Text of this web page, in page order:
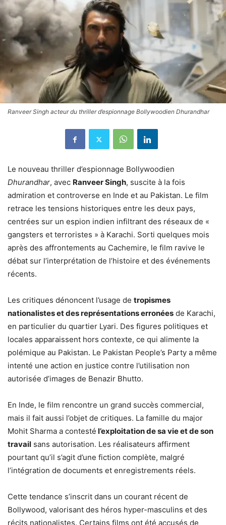
Ranveer Singh acteur du thriller d’espionnage Bollywoodien Dhurandhar
Le nouveau thriller d’espionnage Bollywoodien
Dhurandhar, avec Ranveer Singh, suscite à la fois
admiration et controverse en Inde et au Pakistan. Le film
retrace les tensions historiques entre les deux pays,
centrées sur un espion indien infiltrant des réseaux de «
gangsters et terroristes » à Karachi. Sorti quelques mois
après des affrontements au Cachemire, le film ravive le
débat sur l’interprétation de l’histoire et des événements
récents.
Les critiques dénoncent l’usage de tropismes
nationalistes et des représentations erronées de Karachi,
en particulier du quartier Lyari. Des figures politiques et
locales apparaissent hors contexte, ce qui alimente la
polémique au Pakistan. Le Pakistan People’s Party a même
intenté une action en justice contre l’utilisation non
autorisée d’images de Benazir Bhutto.
En Inde, le film rencontre un grand succès commercial,
mais il fait aussi l’objet de critiques. La famille du major
Mohit Sharma a contesté l’exploitation de sa vie et de son
travail sans autorisation. Les réalisateurs affirment
pourtant qu’il s’agit d’une fiction complète, malgré
l’intégration de documents et enregistrements réels.
Cette tendance s’inscrit dans un courant récent de
Bollywood, valorisant des héros hyper-masculins et des
récits nationalistes. Certains films ont été accusés de